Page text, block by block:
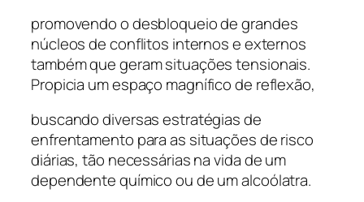
promovendo o desbloqueio de grandes
núcleos de conflitos internos e externos
também que geram situações tensionais.
Propicia um espaço magnífico de reflexão,
buscando diversas estratégias de
enfrentamento para as situações de risco
diárias, tão necessárias na vida de um
dependente químico ou de um alcoólatra.